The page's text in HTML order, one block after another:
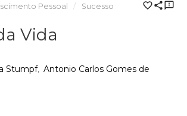
Pessoal Sucesso
Vida
Stumpf Antonio Carlos Gomes de